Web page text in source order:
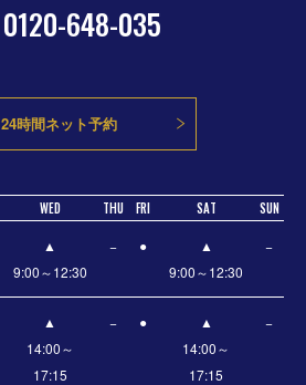
0120-648-035
24時間ネット予約
WED THU FRI SAT SUN
▲
9:00～12:30
− ●
▲
9:00～12:30
−
▲
14:00～
17:15
− ●
▲
14:00～
17:15
−